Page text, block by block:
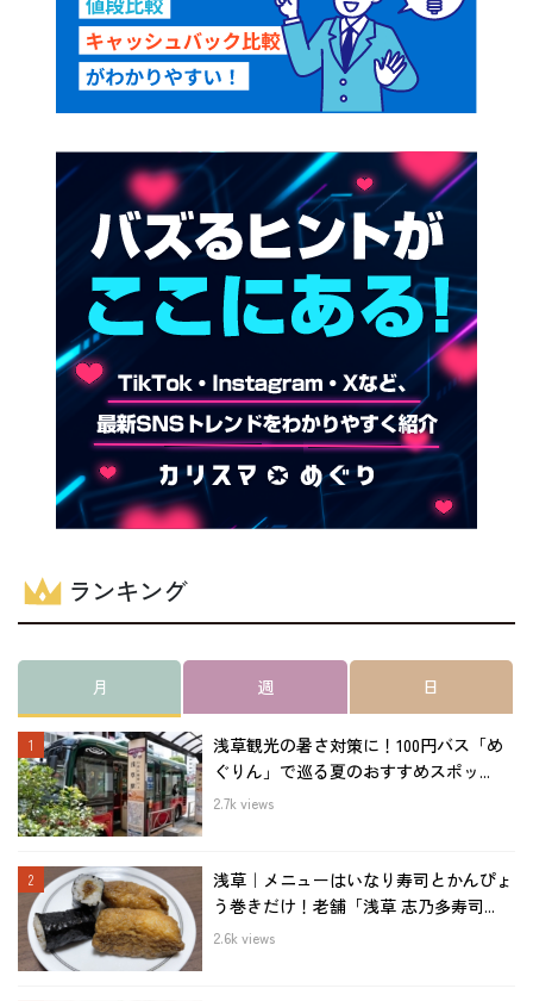
ランキング
月 週 日
浅草観光の暑さ対策に！100円バス「め
ぐりん」で巡る夏のおすすめスポッ...
2.7k views
浅草｜メニューはいなり寿司とかんぴょ
う巻きだけ！老舗「浅草 志乃多寿司...
2.6k views